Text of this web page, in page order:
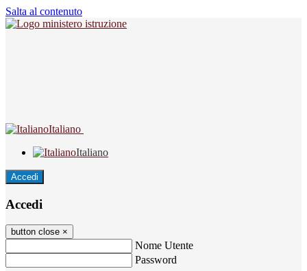
Salta al contenuto
Italiano
Italiano
Accedi
Accedi
button close ×
Nome Utente
Password